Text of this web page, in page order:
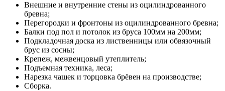
Внешние и внутренние стены из оцилиндрованного
бревна;
Перегородки и фронтоны из оцилиндрованного бревна;
Балки под пол и потолок из бруса 100мм на 200мм;
Подкладочная доска из лиственницы или обвязочный
брус из сосны;
Крепеж, межвенцовый утеплитель;
Подъемная техника, леса;​​​​​​​
Нарезка чашек и торцовка брёвен на производстве;
Сборка.